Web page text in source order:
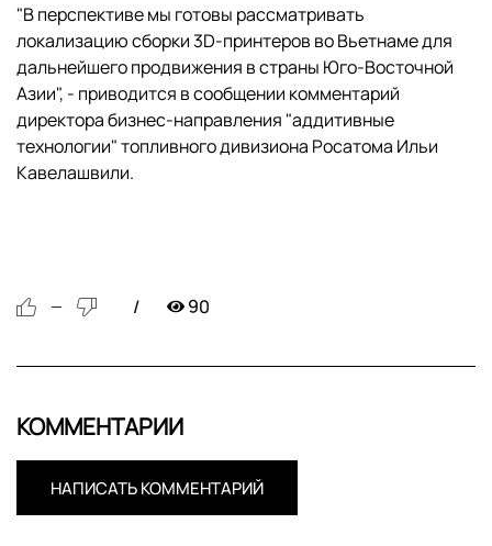
"В перспективе мы готовы рассматривать
локализацию сборки 3D-принтеров во Вьетнаме для
дальнейшего продвижения в страны Юго-Восточной
Азии", - приводится в сообщении комментарий
директора бизнес-направления "аддитивные
технологии" топливного дивизиона Росатома Ильи
Кавелашвили.
— 90
КОММЕНТАРИИ
НАПИСАТЬ КОММЕНТАРИЙ